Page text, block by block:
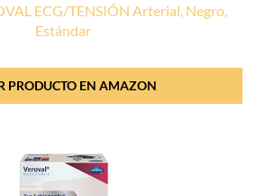
ECG/TENSIÓN Arterial, Negro,
Estándar
PRODUCTO EN AMAZON